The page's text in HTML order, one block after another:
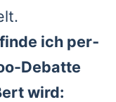
ich per­
Debat­te
wird: